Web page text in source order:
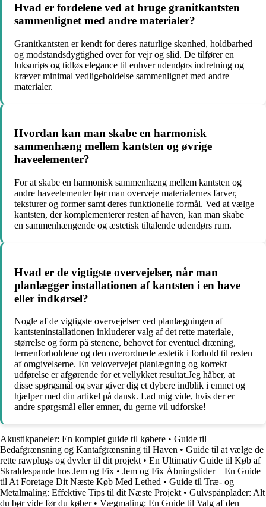
Hvad er fordelene ved at bruge granitkantsten
sammenlignet med andre materialer?
Granitkantsten er kendt for deres naturlige skønhed, holdbarhed
og modstandsdygtighed over for vejr og slid. De tilfører en
luksuriøs og tidløs elegance til enhver udendørs indretning og
kræver minimal vedligeholdelse sammenlignet med andre
materialer.
Hvordan kan man skabe en harmonisk
sammenhæng mellem kantsten og øvrige
haveelementer?
For at skabe en harmonisk sammenhæng mellem kantsten og
andre haveelementer bør man overveje materialernes farver,
teksturer og former samt deres funktionelle formål. Ved at vælge
kantsten, der komplementerer resten af haven, kan man skabe
en sammenhængende og æstetisk tiltalende udendørs rum.
Hvad er de vigtigste overvejelser, når man
planlægger installationen af kantsten i en have
eller indkørsel?
Nogle af de vigtigste overvejelser ved planlægningen af
kantsteninstallationen inkluderer valg af det rette materiale,
størrelse og form på stenene, behovet for eventuel dræning,
terrænforholdene og den overordnede æstetik i forhold til resten
af omgivelserne. En velovervejet planlægning og korrekt
udførelse er afgørende for et vellykket resultat.Jeg håber, at
disse spørgsmål og svar giver dig et dybere indblik i emnet og
hjælper med din artikel på dansk. Lad mig vide, hvis der er
andre spørgsmål eller emner, du gerne vil udforske!
Akustikpaneler: En komplet guide til købere • Guide til
Bedafgrænsning og Kantafgrænsning til Haven • Guide til at vælge de
rette rawplugs og dyvler til dit projekt• En Ultimativ Guide til Køb af
Skraldespande hos Jem og Fix • Jem og Fix Åbningstider – En Guide
til At Foretage Dit Næste Køb Med Lethed • Guide til Træ- og
Metalmaling: Effektive Tips til dit Næste Projekt• Gulvspånplader: Alt
du bør vide før du køber• Vægmaling: En Guide til Valg af den